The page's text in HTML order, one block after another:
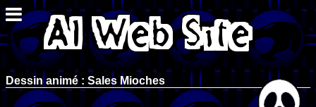
Dessin animé : Sales Mioches